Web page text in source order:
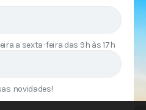
a sexta-feira das 9h às 17h
novidades!